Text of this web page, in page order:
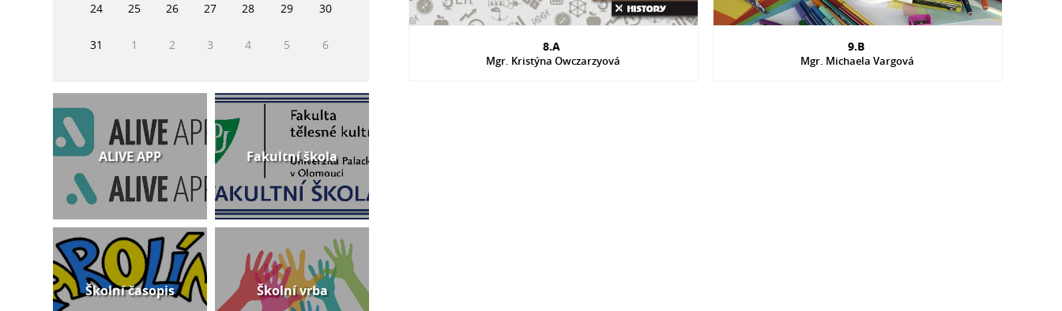
8.A
Mgr. Kristýna Owczarzyová
9.B
Mgr. Michaela Vargová
24 25 26 27 28 29 30
31 1 2 3 4 5 6
ALIVE APP Fakultní škola
Školní časopis Školní vrba